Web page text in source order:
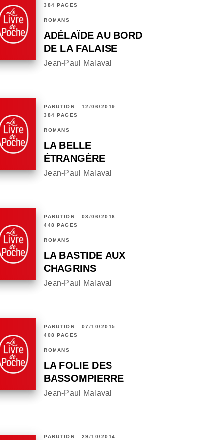
384 PAGES
ROMANS
ADÉLAÏDE AU BORD
DE LA FALAISE
Jean-Paul Malaval
PARUTION : 12/06/2019
384 PAGES
ROMANS
LA BELLE
ÉTRANGÈRE
Jean-Paul Malaval
PARUTION : 08/06/2016
448 PAGES
ROMANS
LA BASTIDE AUX
CHAGRINS
Jean-Paul Malaval
PARUTION : 07/10/2015
408 PAGES
ROMANS
LA FOLIE DES
BASSOMPIERRE
Jean-Paul Malaval
PARUTION : 29/10/2014